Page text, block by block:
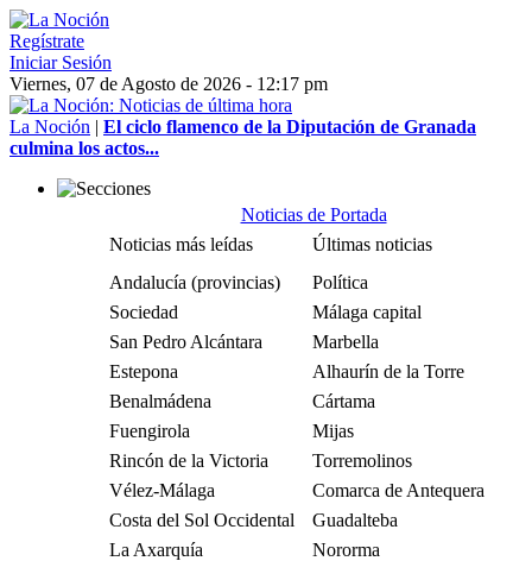
Regístrate
Iniciar Sesión
Viernes, 07 de Agosto de 2026 - 12:17 pm
La Noción | El ciclo flamenco de la Diputación de Granada
culmina los actos...
Noticias de Portada
Noticias más leídas
Últimas noticias
Andalucía (provincias)
Política
Sociedad
Málaga capital
San Pedro Alcántara
Marbella
Estepona
Alhaurín de la Torre
Benalmádena
Cártama
Fuengirola
Mijas
Rincón de la Victoria
Torremolinos
Vélez-Málaga
Comarca de Antequera
Costa del Sol Occidental
Guadalteba
La Axarquía
Nororma